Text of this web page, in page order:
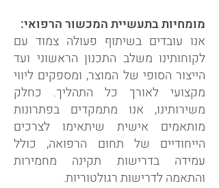
מומחיות בתעשיית המכשור הרפואי:
אנו עובדים בשיתוף פעולה צמוד עם
לקוחותינו משלב התכנון הראשוני ועד
הייצור הסופי של המוצר, ומספקים ליווי
מקצועי לאורך כל התהליך. כחלק
משירותינו, אנו מתמקדים בפתרונות
מותאמים אישית שיתאימו לצרכים
הייחודיים של תחום הרפואה, כולל
עמידה בדרישות תקינה מחמירות
והתאמה לדרישות רגולטוריות.